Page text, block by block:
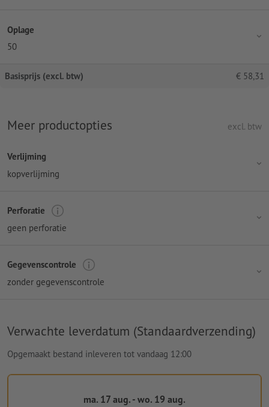
Oplage
50
Basisprijs (excl. btw) € 58,31
Meer productopties excl. btw
Verlijming
kopverlijming
Perforatie
geen perforatie
Gegevenscontrole
zonder gegevenscontrole
Verwachte leverdatum (Standaardverzending)
Opgemaakt bestand inleveren tot vandaag 12:00
ma. 17 aug. - wo. 19 aug.